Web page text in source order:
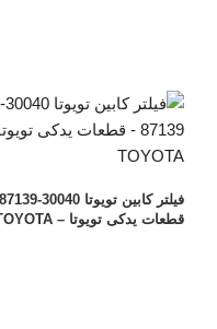
قطعات یدکی تویوتا – TOYOTA